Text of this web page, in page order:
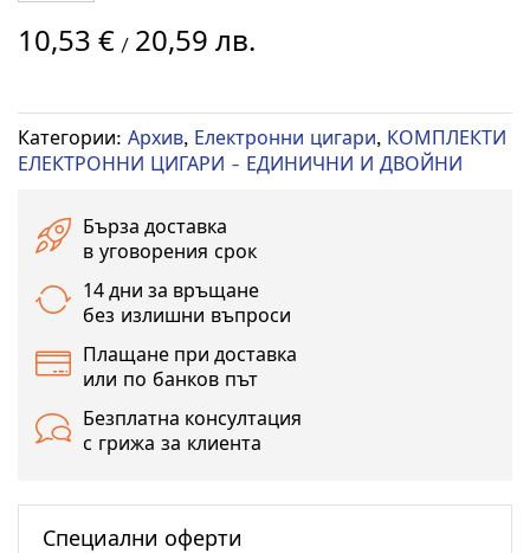
към
галерия
със
снимки
10,53 € / 20,59 лв.
Категории: Архив, Електронни цигари, КОМПЛЕКТИ
ЕЛЕКТРОННИ ЦИГАРИ - ЕДИНИЧНИ И ДВОЙНИ
Бърза доставка
в уговорения срок
14 дни за връщане
без излишни въпроси
Плащане при доставка
или по банков път
Безплатна консултация
с грижа за клиента
Специални оферти